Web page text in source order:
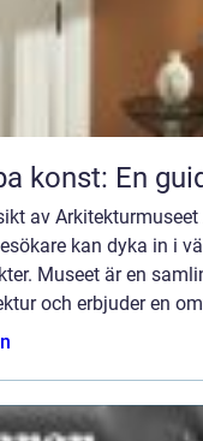
konst: En
av
kan dyka in i
Museet är en
och erbjuder en